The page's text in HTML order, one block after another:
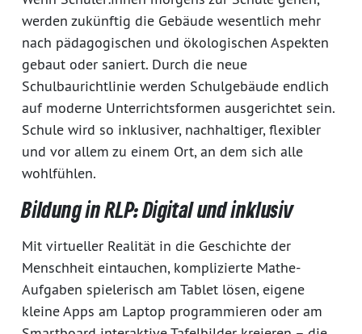
werden zukünftig die Gebäude wesentlich mehr
nach pädagogischen und ökologischen Aspekten
gebaut oder saniert. Durch die neue
Schulbaurichtlinie werden Schulgebäude endlich
auf moderne Unterrichtsformen ausgerichtet sein.
Schule wird so inklusiver, nachhaltiger, flexibler
und vor allem zu einem Ort, an dem sich alle
wohlfühlen.
Bildung in RLP: Digital und inklusiv
Mit virtueller Realität in die Geschichte der
Menschheit eintauchen, komplizierte Mathe-
Aufgaben spielerisch am Tablet lösen, eigene
kleine Apps am Laptop programmieren oder am